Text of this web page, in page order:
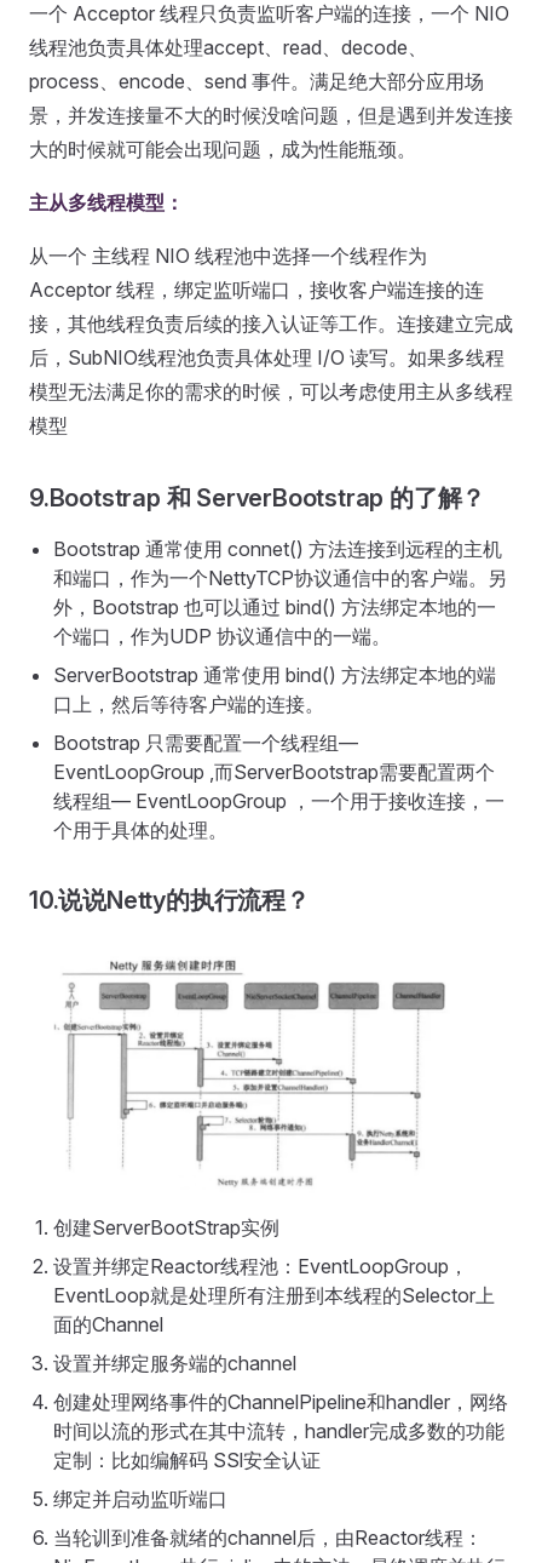
一个 Acceptor 线程只负责监听客户端的连接，一个 NIO
线程池负责具体处理accept、read、decode、
process、encode、send 事件。满足绝大部分应用场
景，并发连接量不大的时候没啥问题，但是遇到并发连接
大的时候就可能会出现问题，成为性能瓶颈。
主从多线程模型：
从一个 主线程 NIO 线程池中选择一个线程作为
Acceptor 线程，绑定监听端口，接收客户端连接的连
接，其他线程负责后续的接入认证等工作。连接建立完成
后，SubNIO线程池负责具体处理 I/O 读写。如果多线程
模型无法满足你的需求的时候，可以考虑使用主从多线程
模型
9.Bootstrap 和 ServerBootstrap 的了解？
Bootstrap 通常使用 connet() 方法连接到远程的主机
和端口，作为一个NettyTCP协议通信中的客户端。另
外，Bootstrap 也可以通过 bind() 方法绑定本地的一
个端口，作为UDP 协议通信中的一端。
ServerBootstrap 通常使用 bind() 方法绑定本地的端
口上，然后等待客户端的连接。
Bootstrap 只需要配置一个线程组—
EventLoopGroup ,而ServerBootstrap需要配置两个
线程组— EventLoopGroup ，一个用于接收连接，一
个用于具体的处理。
10.说说Netty的执行流程？
创建ServerBootStrap实例
设置并绑定Reactor线程池：EventLoopGroup，
EventLoop就是处理所有注册到本线程的Selector上
面的Channel
设置并绑定服务端的channel
创建处理网络事件的ChannelPipeline和handler，网络
时间以流的形式在其中流转，handler完成多数的功能
定制：比如编解码 SSl安全认证
绑定并启动监听端口
当轮训到准备就绪的channel后，由Reactor线程：